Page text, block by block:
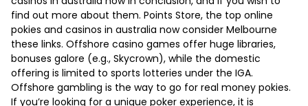
find out more about them. Points Store, the top online
pokies and casinos in australia now consider Melbourne
these links. Offshore casino games offer huge libraries,
bonuses galore (e.g., Skycrown), while the domestic
offering is limited to sports lotteries under the IGA.
Offshore gambling is the way to go for real money pokies.
If you’re looking for a unique poker experience, it is